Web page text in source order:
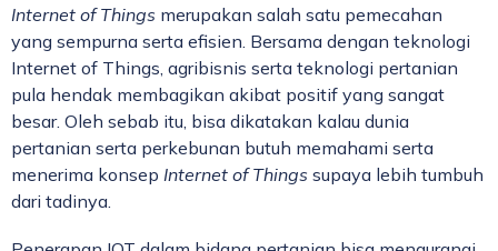
Internet of Things merupakan salah satu pemecahan
yang sempurna serta efisien. Bersama dengan teknologi
Internet of Things, agribisnis serta teknologi pertanian
pula hendak membagikan akibat positif yang sangat
besar. Oleh sebab itu, bisa dikatakan kalau dunia
pertanian serta perkebunan butuh memahami serta
menerima konsep Internet of Things supaya lebih tumbuh
dari tadinya.